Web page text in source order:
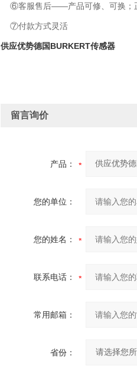
⑥客服售后——产品可修、可换；正
⑦付款方式灵活
供应优势德国BURKERT传感器
留言询价
产品：
您的单位：
您的姓名：
联系电话：
常用邮箱：
省份：